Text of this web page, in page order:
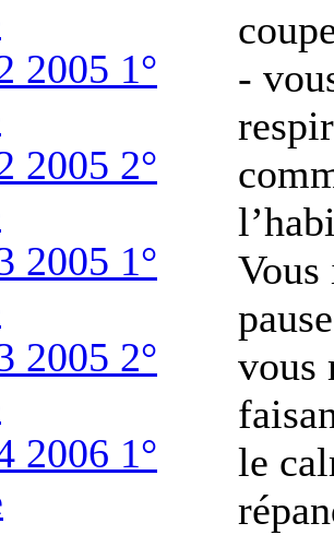
2005 1°
2005 2°
2005 1°
2005 2°
2006 1°
-
Vous
vous
le